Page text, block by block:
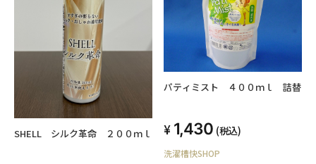
SHELL シルク革命 ２００ｍｌ
パティミスト ４００ｍｌ 詰替
1,430 (税込)
洗濯槽快SHOP